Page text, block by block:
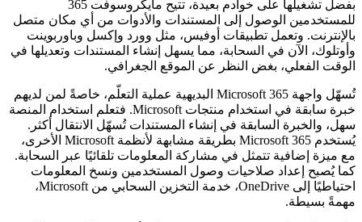
بفضل تشغيلها على خوادم بعيدة، تتيح مايكروسوفت 365
للمستخدمين الوصول إلى المستندات والأدوات من أي مكان متصل
بالإنترنت. وتعمل تطبيقات أوفيس، مثل وورد وإكسل وباوربوينت
وأوتلوك، الآن في السحابة، مما يسهل إنشاء المستندات وتعديلها في
الوقت الفعلي، بغض النظر عن الموقع الجغرافي.
تُسهّل واجهة Microsoft 365 البديهية عملية التعلّم، خاصةً لمن لديهم
خبرة سابقة في استخدام منتجات Microsoft. فتعلم استخدام المنصة
سهل، والخبرة السابقة في إنشاء المستندات تُسهّل الانتقال أكثر.
يُستخدم Microsoft 365 بطريقة مشابهة لأنظمة Microsoft الأخرى،
مع ميزة إضافية تتمثل في مشاركة المعلومات تلقائيًا عبر السحابة.
كما يُصبح إعداد صلاحيات وصول المستخدمين ونسخ المعلومات
احتياطيًا إلى OneDrive، خدمة التخزين السحابي من Microsoft،
مهمةً بسيطة.